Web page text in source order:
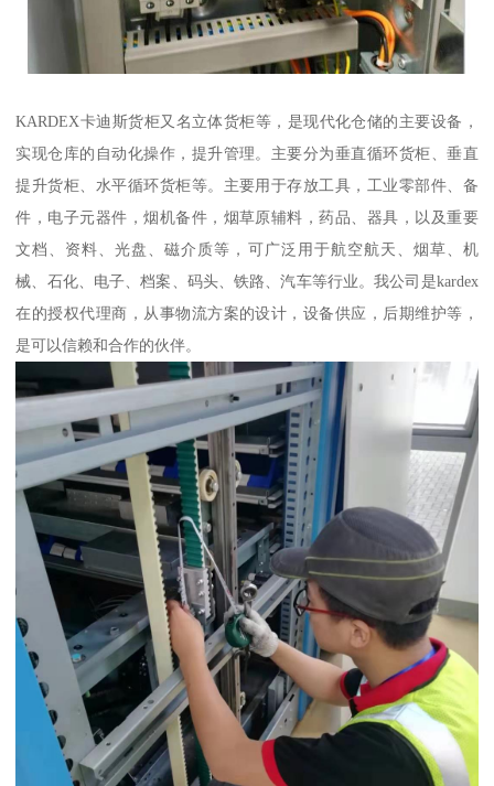
KARDEX卡迪斯货柜又名立体货柜等，是现代化仓储的主要设备，
实现仓库的自动化操作，提升管理。主要分为垂直循环货柜、垂直
提升货柜、水平循环货柜等。主要用于存放工具，工业零部件、备
件，电子元器件，烟机备件，烟草原辅料，药品、器具，以及重要
文档、资料、光盘、磁介质等，可广泛用于航空航天、烟草、机
械、石化、电子、档案、码头、铁路、汽车等行业。我公司是kardex
在的授权代理商，从事物流方案的设计，设备供应，后期维护等，
是可以信赖和合作的伙伴。